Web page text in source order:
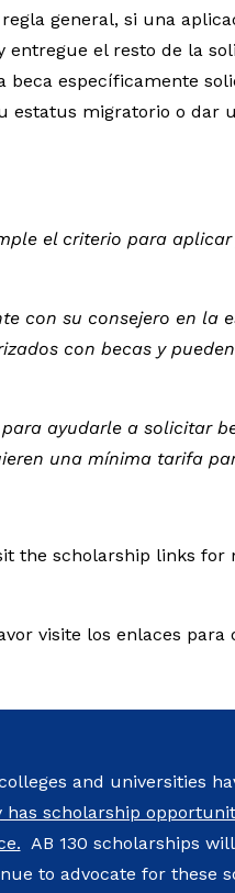
general, si una
entregue el resto de la
beca específicamente
estatus migratorio o dar
el criterio para
con su consejero en la
con becas y
ayudarle a solicitar
una mínima tarifa
the scholarship links for
visite los enlaces para
and universities
scholarship
AB 130 scholarships
to advocate for these